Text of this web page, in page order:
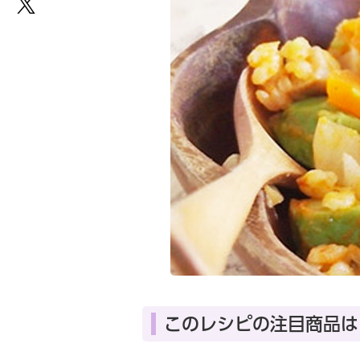
このレシピの注目商品